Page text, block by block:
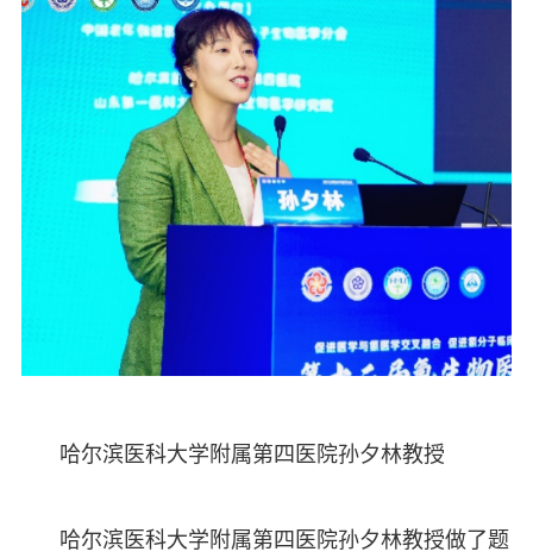
哈尔滨医科大学附属第四医院孙夕林教授
哈尔滨医科大学附属第四医院孙夕林教授做了题